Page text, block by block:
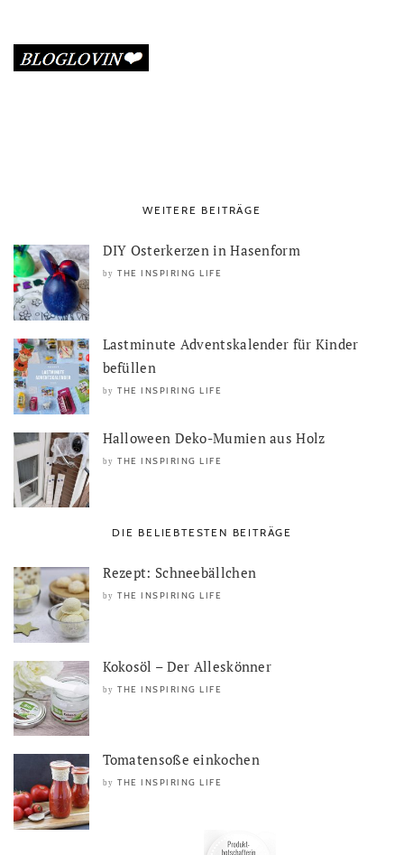
WEITERE BEITRÄGE
DIY Osterkerzen in Hasenform
by THE INSPIRING LIFE
Lastminute Adventskalender für Kinder
befüllen
by THE INSPIRING LIFE
Halloween Deko-Mumien aus Holz
by THE INSPIRING LIFE
DIE BELIEBTESTEN BEITRÄGE
Rezept: Schneebällchen
by THE INSPIRING LIFE
Kokosöl – Der Alleskönner
by THE INSPIRING LIFE
Tomatensoße einkochen
by THE INSPIRING LIFE